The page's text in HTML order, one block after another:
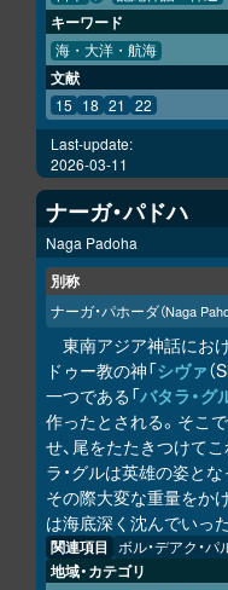
キーワード
海・大洋・航海
文献
15 18 21 22
Last-update:
2026-03-11
ナーガ・パドハ
Naga Padoha
別称
ナーガ・パホーダ（Naga
東南アジア神話にお
ドゥー教の神「シヴァ
一つである「バタラ・グ
作ったとされる。そこ
せ、尾をたたきつけて
ラ・グルは英雄の姿と
その際大変な重量をか
は海底深く沈んでいった
関連項目 ボル・デアク・
地域・カテゴリ